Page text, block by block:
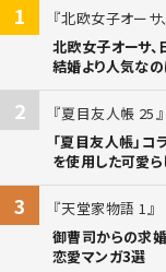
1
北欧女子オーサ
北欧女子オーサ
結婚より人気な
2
夏目友人帳 25
「夏目友人帳」コ
を使用した可愛
3
天堂家物語 1
御曹司からの求
恋愛マンガ3選